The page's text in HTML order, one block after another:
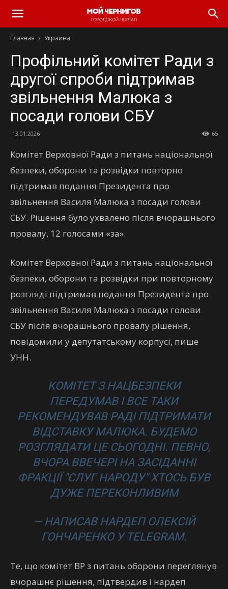
Главная Украина
Профільний комітет Ради з
другої спроби підтримав
звільнення Малюка з
посади голови СБУ
13.01.2026 65
Комітет Верховної Ради з питань національної
безпеки, оборони та розвідки повторно
підтримав подання Президента про
звільнення Василя Малюка з посади голови
СБУ. Рішення було ухвалено після вчорашнього
провалу, 12 голосами «за».
Комітет Верховної Ради з питань національної
безпеки, оборони та розвідки при повторному
розгляді підтримав подання Президента про
звільнення Василя Малюка з посади голови
СБУ після вчорашнього провалу рішення,
повідомили у депутатському корпусі, пише
УНН.
КОМІТЕТ З НАЦБЕЗПЕКИ
ПЕРЕДУМАВ І ВСЕ ТАКИ
РЕКОМЕНДУВАВ РАДІ ПІДТРИМАТИ
ВІДСТАВКУ МАЛЮКА. БУДЕМО
РОЗГЛЯДАТИ ЦЕ СЬОГОДНІ. ПЕВНО,
ВЧОРА ВВЕЧЕРІ НА ЗАСІДАННІ
ФРАКЦІЇ "СЛУГ НАРОДУ" ХТОСЬ БУВ
ДУЖЕ ПЕРЕКОНЛИВИМ
— НАПИСАВ НАРДЕП ОЛЕКСІЙ
ГОНЧАРЕНКО У TELEGRAM.
Те, що комітет ВР з питань оборони переглянув
вчорашнє рішення, підтвердив і нардеп